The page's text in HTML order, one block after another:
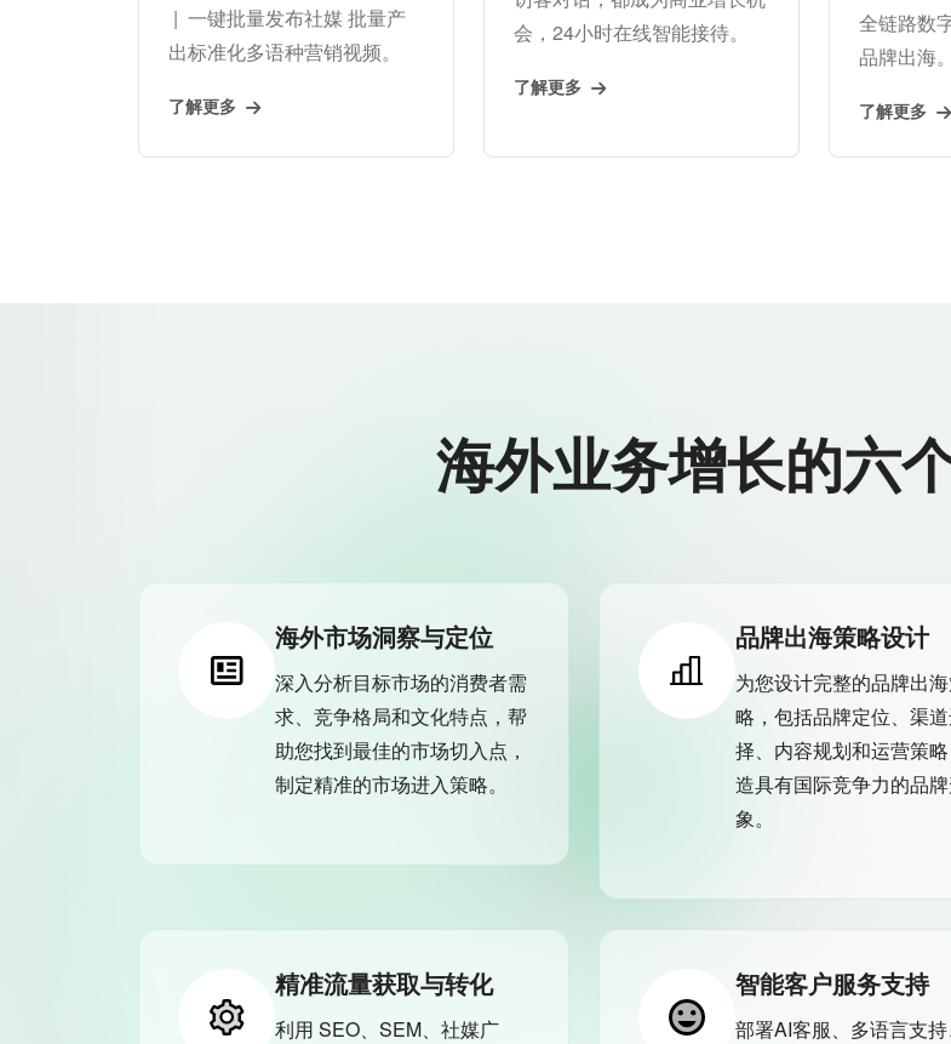
| 一键批量发布社媒 批量产
出标准化多语种营销视频。
了解更多
会，24小时在线智能接待。
了解更多
全链路数
品牌出海。
了解更多
海外业务增长的六
海外市场洞察与定位
深入分析目标市场的消费者需
求、竞争格局和文化特点，帮
助您找到最佳的市场切入点，
制定精准的市场进入策略。
品牌出海策略设计
为您设计完整的品牌出
略，包括品牌定位、渠
择、内容规划和运营策
造具有国际竞争力的品
象。
精准流量获取与转化
利用 SEO、SEM、社媒广
智能客户服务支持
部署AI客服、多语言支